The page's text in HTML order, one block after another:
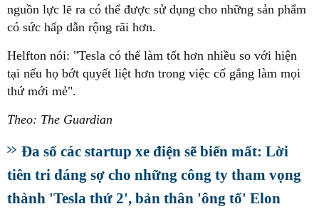
nguồn lực lẽ ra có thể được sử dụng cho những sản phẩm
có sức hấp dẫn rộng rãi hơn.
Helfton nói: "Tesla có thể làm tốt hơn nhiều so với hiện
tại nếu họ bớt quyết liệt hơn trong việc cố gắng làm mọi
thứ mới mẻ".
Theo: The Guardian
Đa số các startup xe điện sẽ biến mất: Lời
tiên tri đáng sợ cho những công ty tham vọng
thành 'Tesla thứ 2', bản thân 'ông tổ' Elon